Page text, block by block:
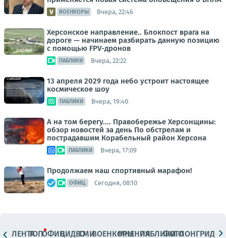
ВОЕНКОРЫ Вчера, 22:46
Херсонское направление.. Блокпост врага на
дороге — начинаем разбирать данную позицию
с помощью FPV-дронов
ПАБЛИКИ Вчера, 22:22
13 апреля 2029 года небо устроит настоящее
космическое шоу
ПАБЛИКИ Вчера, 19:40
А на том берегу.... Правобережье Херсонщины:
обзор новостей за день По обстрелам и
пострадавшим Корабельный район Херсона
ПАБЛИКИ Вчера, 17:09
Продолжаем наш спортивный марафон!
ОФИЦ. Сегодня, 08:10
ЛЕНТАТОПОФИЦ.ВИДЕОСМИВОЕНКОРЫМНЕНИЯПАБЛИКИ
ФОТОЛОНГРИДЫ